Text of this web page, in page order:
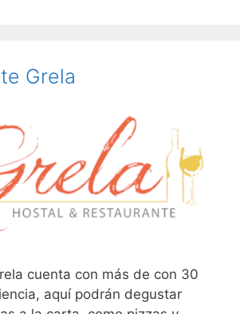
Grela
cuenta con más de con 30
aquí podrán degustar